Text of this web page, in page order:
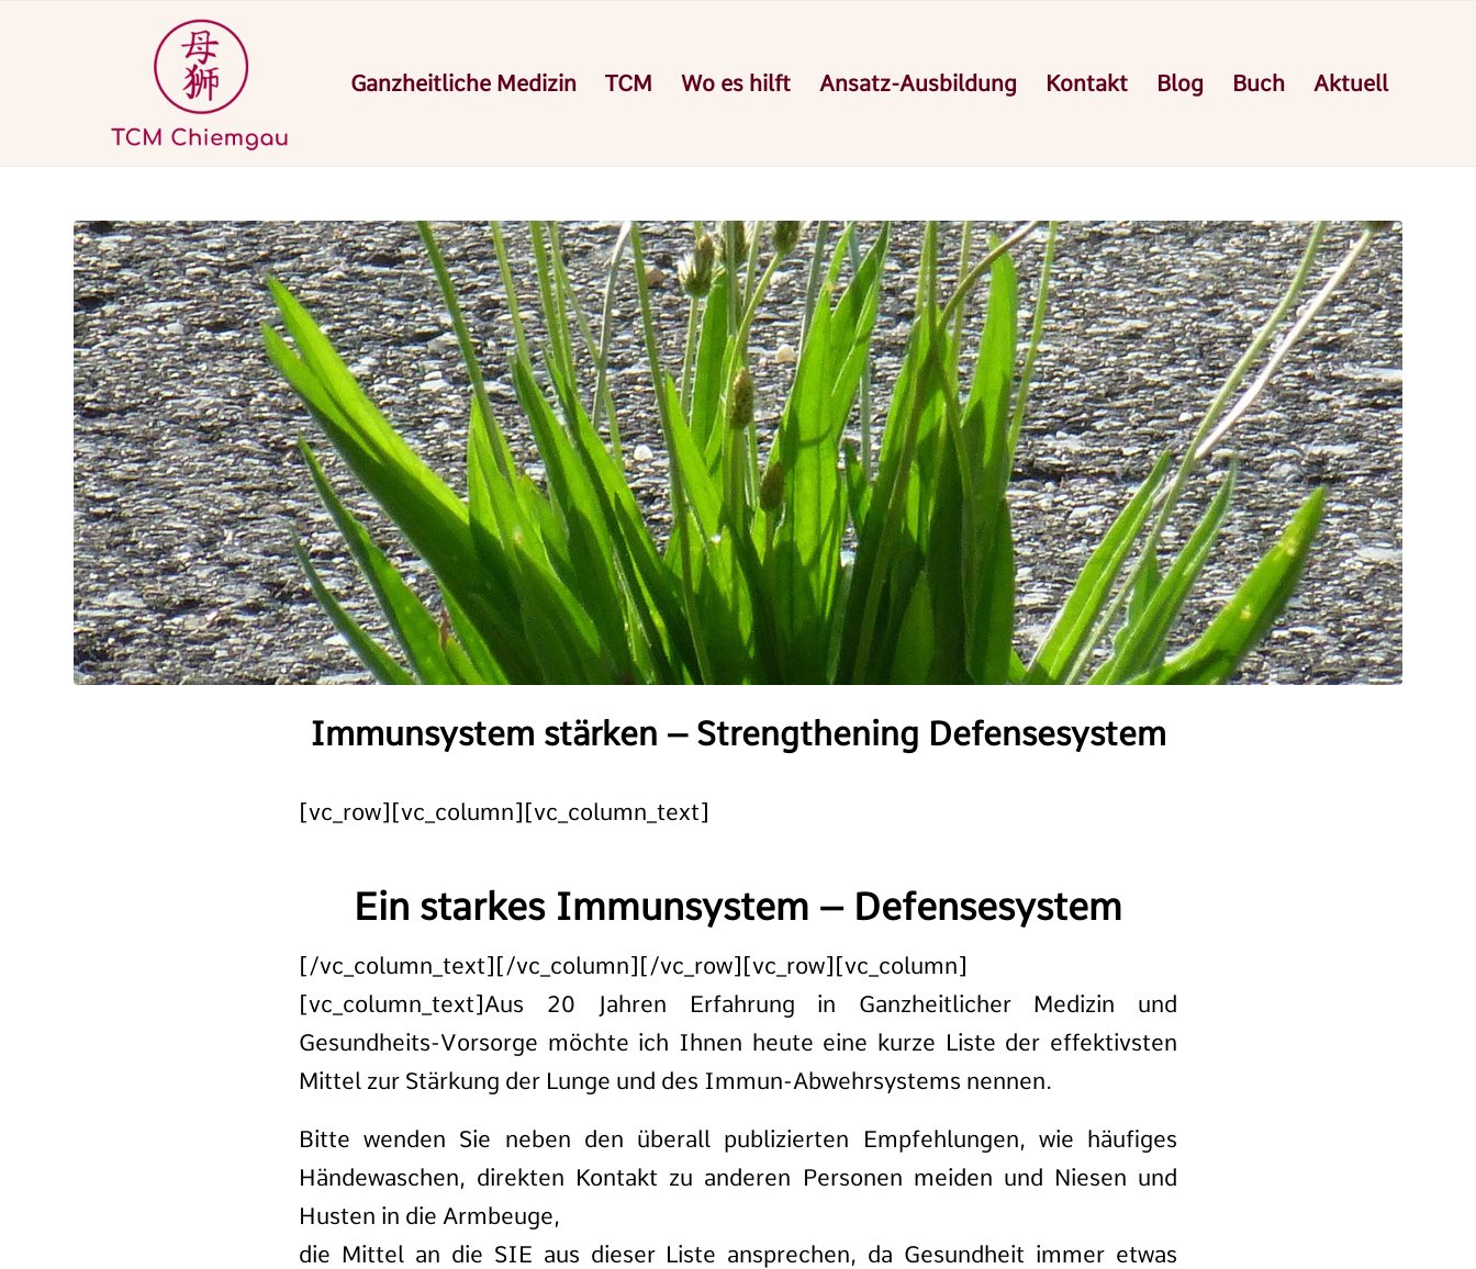
Ganzheitliche Medizin TCM Wo es hilft Ansatz-Ausbildung Kontakt Blog Buch Aktuell
Immunsystem stärken – Strengthening Defensesystem
[vc_row][vc_column][vc_column_text]
Ein starkes Immunsystem – Defensesystem
[/vc_column_text][/vc_column][/vc_row][vc_row][vc_column]
[vc_column_text]Aus 20 Jahren Erfahrung in Ganzheitlicher Medizin und
Gesundheits-Vorsorge möchte ich Ihnen heute eine kurze Liste der effektivsten
Mittel zur Stärkung der Lunge und des Immun-Abwehrsystems nennen.
Bitte wenden Sie neben den überall publizierten Empfehlungen, wie häufiges
Händewaschen, direkten Kontakt zu anderen Personen meiden und Niesen und
Husten in die Armbeuge,
die Mittel an die SIE aus dieser Liste ansprechen, da Gesundheit immer etwas